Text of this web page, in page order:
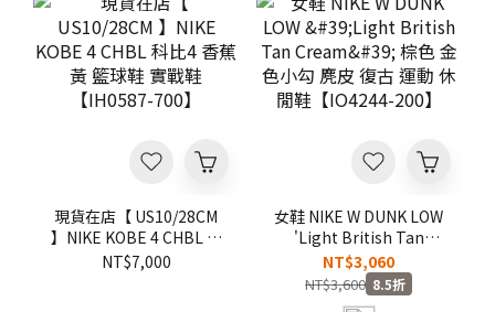
現貨在店【 US10/28CM
】NIKE KOBE 4 CHBL 科
比4 香蕉黃 籃球鞋 實戰
NT$7,000
女鞋 NIKE W DUNK LOW
'Light British Tan
Cream' 棕色 金色小勾 麂
皮 復古 運動 休閒鞋
【IO4244-200】
NT$3,060
NT$3,600 8.5折